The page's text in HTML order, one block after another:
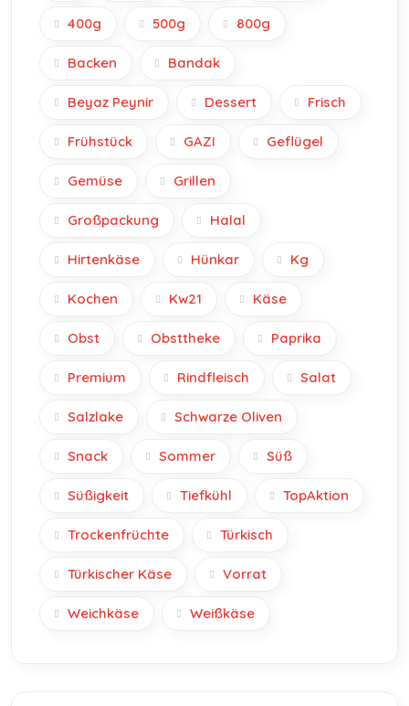
400g 500g 800g
Backen Bandak
Beyaz Peynir Dessert Frisch
Frühstück GAZI Geflügel
Gemüse Grillen
Großpackung Halal
Hirtenkäse Hünkar Kg
Kochen Kw21 Käse
Obst Obsttheke Paprika
Premium Rindfleisch Salat
Salzlake Schwarze Oliven
Snack Sommer Süß
Süßigkeit Tiefkühl TopAktion
Trockenfrüchte Türkisch
Türkischer Käse Vorrat
Weichkäse Weißkäse